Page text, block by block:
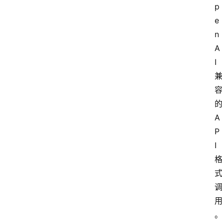
p
e
n
A
I
兼
容
的
A
P
I
格
式
调
用
。